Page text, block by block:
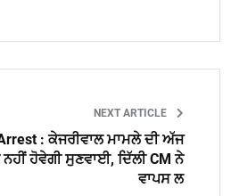
NEXT ARTICLE
: ਕੇਜਰੀਵਾਲ ਮਾਮਲੇ ਦੀ ਅੱਜ
ਹੋਵੇਗੀ ਸੁਣਵਾਈ, ਦਿੱਲੀ CM ਨੇ
ਵਾਪਸ ਲ